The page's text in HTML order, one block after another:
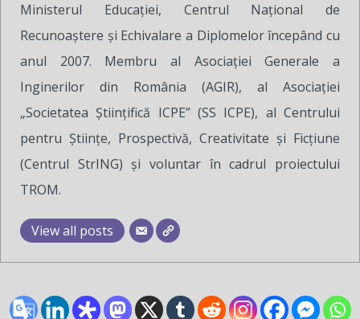
Ministerul Educației, Centrul Național de
Recunoaștere și Echivalare a Diplomelor începând cu
anul 2007. Membru al Asociației Generale a
Inginerilor din România (AGIR), al Asociației
„Societatea Științifică ICPE” (SS ICPE), al Centrului
pentru Științe, Prospectivă, Creativitate și Ficțiune
(Centrul StrING) și voluntar în cadrul proiectului
TROM.
View all posts